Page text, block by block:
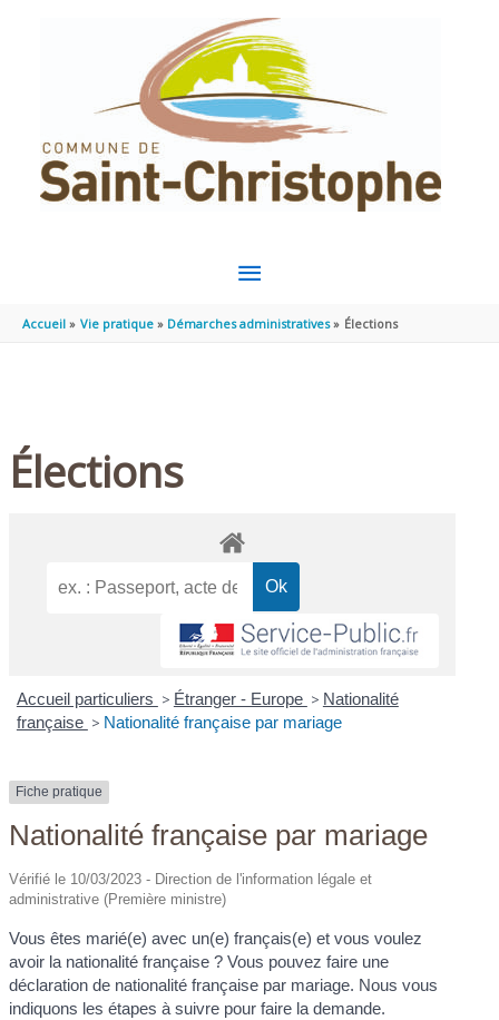
MENU
PRINCIPAL
Accueil Vie pratique Démarches administratives Élections
Élections
Accueil particuliers > Étranger - Europe > Nationalité
française > Nationalité française par mariage
Fiche pratique
Nationalité française par mariage
Vérifié le 10/03/2023 - Direction de l'information légale et
administrative (Première ministre)
Vous êtes marié(e) avec un(e) français(e) et vous voulez
avoir la nationalité française ? Vous pouvez faire une
déclaration de nationalité française par mariage. Nous vous
indiquons les étapes à suivre pour faire la demande.